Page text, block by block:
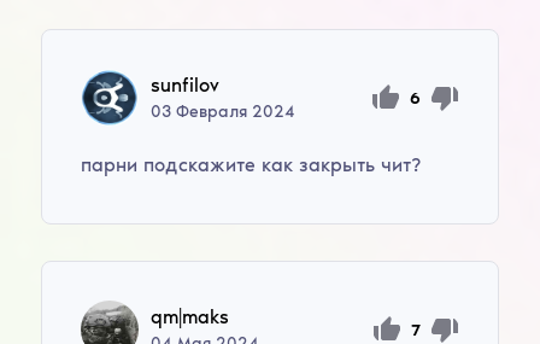
sunfilov
03Февраля 2024
6
парни подскажите как закрыть чит?
qm|maks
7